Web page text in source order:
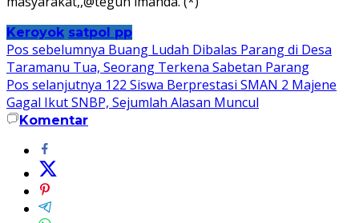
Keroyok satpol pp
Navigasi
pos
Pos sebelumnya Buang Ludah Dibalas Parang di Desa
Taramanu Tua, Seorang Terkena Sabetan Parang
Pos selanjutnya 122 Siswa Berprestasi SMAN 2 Majene
Gagal Ikut SNBP, Sejumlah Alasan Muncul
Komentar